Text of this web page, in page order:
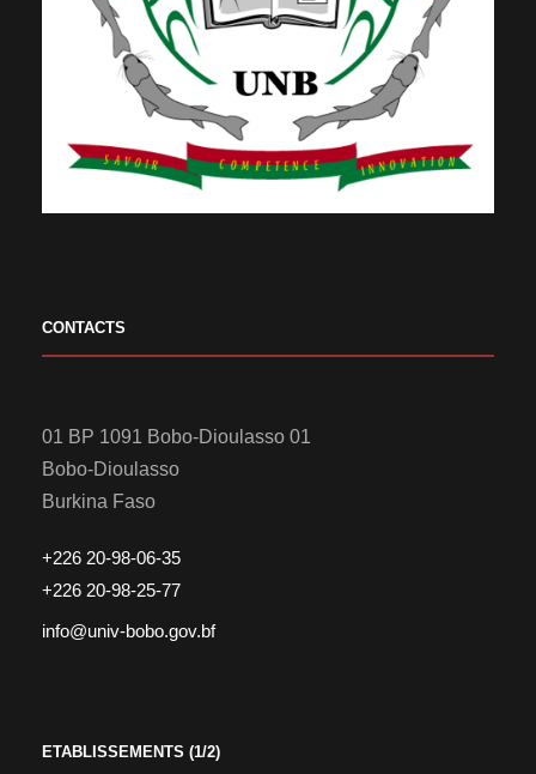
CONTACTS
01 BP 1091 Bobo-Dioulasso 01
Bobo-Dioulasso
Burkina Faso
+226 20-98-06-35
+226 20-98-25-77
info@univ-bobo.gov.bf
ETABLISSEMENTS (1/2)